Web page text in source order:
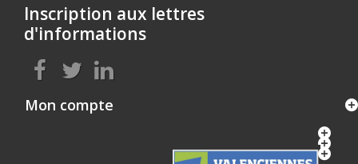
Inscription aux lettres
d'informations
Mon compte